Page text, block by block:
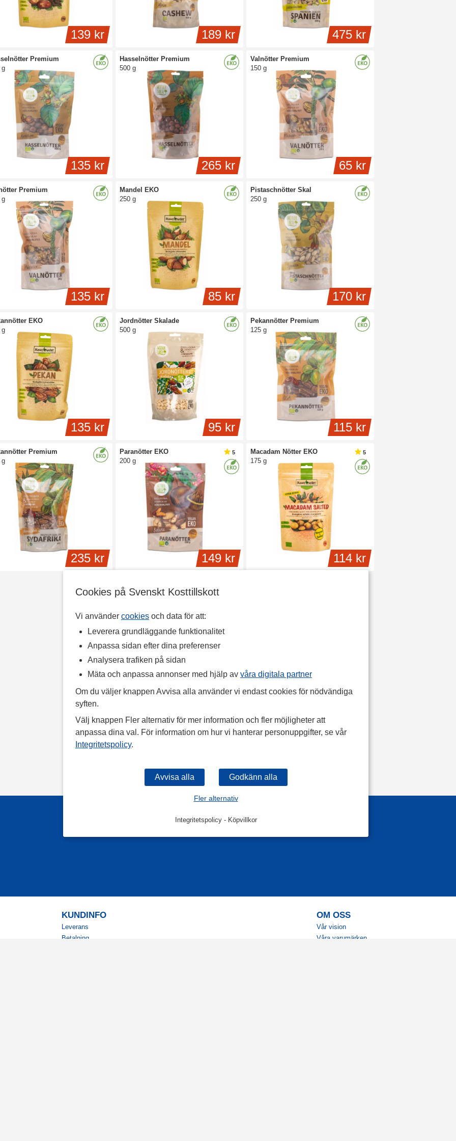
Cookies på Svenskt Kosttillskott
Vi använder cookies och data för att:
Leverera grundläggande funktionalitet
Anpassa sidan efter dina preferenser
Analysera trafiken på sidan
Mäta och anpassa annonser med hjälp av våra digitala partner
Om du väljer knappen Avvisa alla använder vi endast cookies för nödvändiga
syften.
Välj knappen Fler alternativ för mer information och fler möjligheter att
anpassa dina val. För information om hur vi hanterar personuppgifter, se vår
Integritetspolicy.
Fler alternativ
Integritetspolicy- Köpvillkor
139 kr 189 kr 475 kr
Premium
g
135 kr
Hasselnötter Premium
500 g
265 kr
Valnötter Premium
150 g
65 kr
Premium
g
135 kr
Mandel EKO
250 g
85 kr
Pistaschnötter Skal
250 g
170 kr
EKO
g
135 kr
Jordnötter Skalade
500 g
95 kr
Pekannötter Premium
125 g
115 kr
Premium
g
235 kr
Paranötter EKO
200 g
149 kr
5
Macadam Nötter EKO
175 g
114 kr
5
KUNDINFO
Leverans
Betalning
OM OSS
Vår vision
Våra varumärken